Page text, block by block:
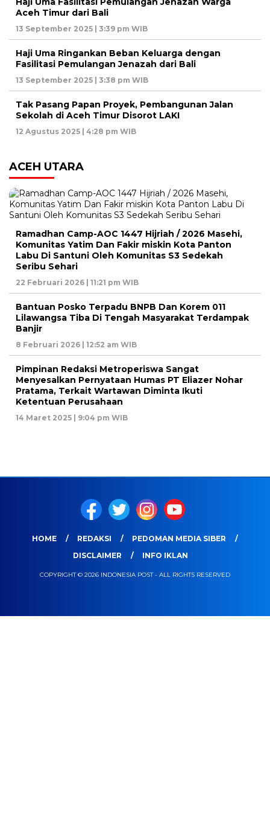
Aceh Timur dari Bali
13 September 2025 | 3:39 pm WIB
Haji Uma Ringankan Beban Keluarga dengan
Fasilitasi Pemulangan Jenazah dari Bali
13 September 2025 | 3:38 pm WIB
Tak Pasang Papan Proyek, Pembangunan Jalan
Sekolah di Aceh Timur Disorot LAKI
12 Agustus 2025 | 4:28 pm WIB
ACEH UTARA
Ramadhan Camp-AOC 1447 Hijriah / 2026 Masehi,
Komunitas Yatim Dan Fakir miskin Kota Panton
Labu Di Santuni Oleh Komunitas S3 Sedekah
Seribu Sehari
22 Februari 2026 | 11:21 pm WIB
Bantuan Posko Terpadu BNPB Dan Korem 011
Lilawangsa Tiba Di Tengah Masyarakat Terdampak
Banjir
8 Februari 2026 | 12:52 am WIB
Pimpinan Redaksi Metroperiswa Sangat
Menyesalkan Pernyataan Humas PT Eliazer Nohar
Pratama, Terkait Wartawan Diminta Ikuti
Ketentuan Perusahaan
14 Maret 2025 | 9:04 pm WIB
HOME REDAKSI
PEDOMAN MEDIA SIBER
DISCLAIMER
INFO IKLAN
COPYRIGHT © 2026 INDONESIA POST - ALL RIGHTS RESERVED